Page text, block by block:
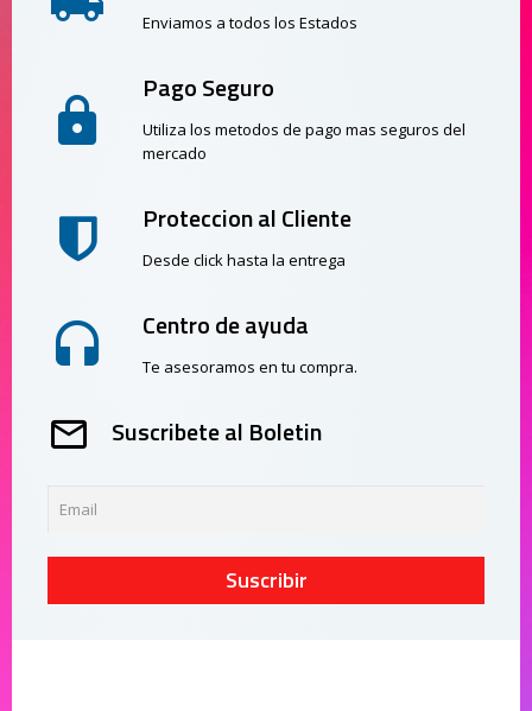
Enviamos a todos los Estados
Pago Seguro
Utiliza los metodos de pago mas seguros del
mercado
Proteccion al Cliente
Desde click hasta la entrega
Centro de ayuda
Te asesoramos en tu compra.
Suscribete al Boletin
Suscribir